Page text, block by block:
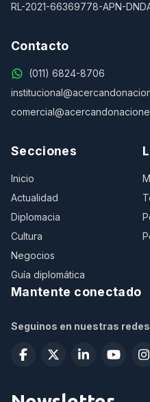
RL-2021-66369778-APN-
Contacto
(011) 6824-8706
Secciones
Inicio
Actualidad
Diplomacia
Cultura
Negocios
Guía diplomática
Mantente conectado
Seguinos en nuestras redes